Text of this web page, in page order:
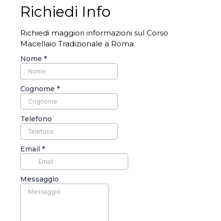
Richiedi Info
Richiedi maggiori informazioni sul Corso
Macellaio Tradizionale a Roma.
Nome *
Cognome *
Telefono
Email *
Messaggio